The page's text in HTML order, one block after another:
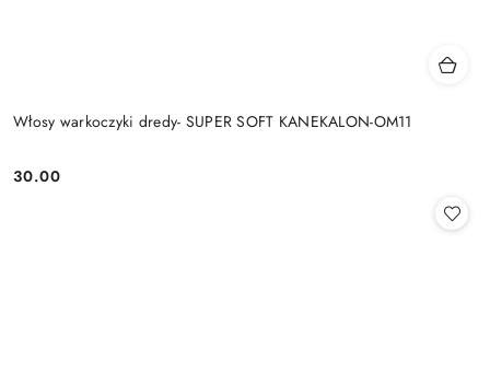
Włosy warkoczyki dredy- SUPER SOFT KANEKALON-OM11
Cena:
30.00